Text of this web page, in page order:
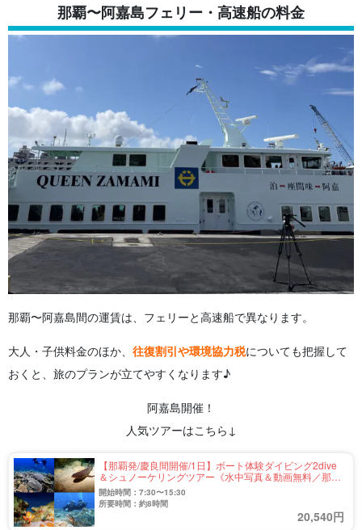
那覇〜阿嘉島フェリー・高速船の料金
那覇〜阿嘉島間の運賃は、フェリーと高速船で異なります。
大人・子供料金のほか、 往復割引や環境協力税についても把握して
おくと、旅のプランが立てやすくなります♪
阿嘉島開催！
人気ツアーはこちら↓
【那覇発/慶良間開催/1日】ボート体験ダイビング2dive
＆シュノーケリングツアー《水中写真＆動画無料／那覇
市内送迎あり》1名参加OK！（No.341）
開始時間：7:30〜15:30
所要時間：約8時間
20,540円